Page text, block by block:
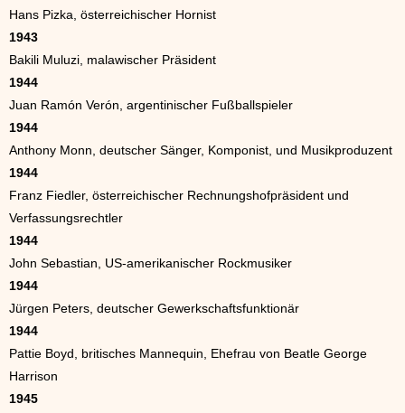
Hans Pizka, österreichischer Hornist
1943
Bakili Muluzi, malawischer Präsident
1944
Juan Ramón Verón, argentinischer Fußballspieler
1944
Anthony Monn, deutscher Sänger, Komponist, und Musikproduzent
1944
Franz Fiedler, österreichischer Rechnungshofpräsident und
Verfassungsrechtler
1944
John Sebastian, US-amerikanischer Rockmusiker
1944
Jürgen Peters, deutscher Gewerkschaftsfunktionär
1944
Pattie Boyd, britisches Mannequin, Ehefrau von Beatle George
Harrison
1945